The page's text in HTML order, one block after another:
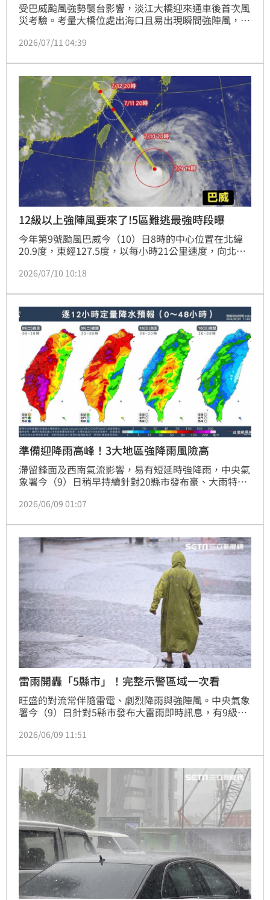
受巴威颱風強勢襲台影響，淡江大橋迎來通車後首次風
災考驗。考量大橋位處出海口且易出現瞬間強陣風，公
人行道及主線車道。副分局長林嘉新表示，為維護用路
關渡大橋。目前預計最快於7月12日開放，確切時間將
視颱風動態，待完成兩小時安全巡檢確認無虞後公告。
公路局呼籲民眾颱風期間避開濱海路段，並多加利用省
道即時路況系統查詢最新資訊，配合交通管制以確保行
車安全。
2026/07/11 04:39
12級以上強陣風要來了!5區難逃最強時段曝
今年第9號颱風巴威今（10）日8時的中心位置在北緯
20.9度，東經127.5度，以每小時21公里速度，向北北
北部海面靠近，故週五晚間起北部及東北部地區風雨將
之時段。
2026/07/10 10:18
準備迎降雨高峰！3大地區強降雨風險高
滯留鋒面及西南氣流影響，易有短延時強降雨，中央氣
象署今（9）日稍早持續針對20縣市發布豪、大雨特
象粉專「台灣颱風論壇｜天氣特急」提醒，今下午至明
險很高，呼籲民眾務必留意。
2026/06/09 01:07
雷雨開轟「5縣市」！完整示警區域一次看
旺盛的對流常伴隨雷電、劇烈降雨與強陣風。中央氣象
署今（9）日針對5縣市發布大雷雨即時訊息，有9級以
風、閃電落雷，請慎防溪（河）水暴漲、低窪地區慎防
2026/06/09 11:51